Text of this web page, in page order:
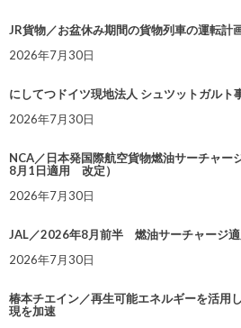
JR貨物／お盆休み期間の貨物列車の運転計
2026年7月30日
にしてつドイツ現地法人 シュツットガルト
2026年7月30日
NCA／日本発国際航空貨物燃油サーチャー
8月1日適用 改定）
2026年7月30日
JAL／2026年8月前半 燃油サーチャージ適
2026年7月30日
椿本チエイン／再生可能エネルギーを活用
現を加速